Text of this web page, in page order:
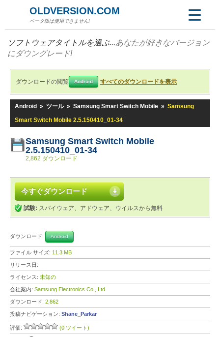
OLDVERSION.COM
ベータ版は使用できません!
ソフトウェアタイトルを選ぶ...あなたが好きなバージョン
にダウングレード!
ダウンロードの閲覧 Android すべてのダウンロードを表示
Android » ツール » Samsung Smart Switch Mobile » Samsung
Smart Switch Mobile 2.5.150410_01-34
Samsung Smart Switch Mobile
2.5.150410_01-34
2,862 ダウンロード
今すぐダウンロード
試験: スパイウェア、アドウェア、ウイルスから無料
ダウンロード: Android
ファイル サイズ: 11.3 MB
リリース日:
ライセンス: 未知の
会社案内: Samsung Electronics Co., Ltd.
ダウンロード: 2,862
投稿ナビゲーション: Shane_Parkar
評価: (0 ツイート)